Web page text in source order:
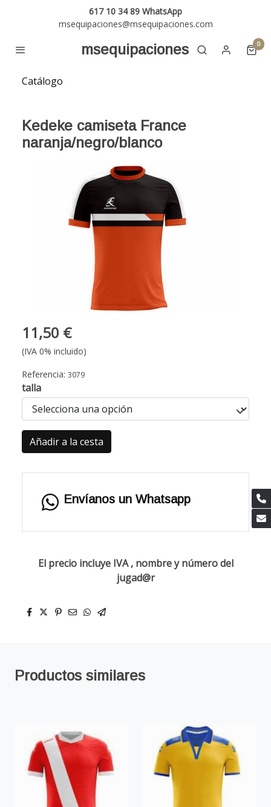
617 10 34 89 WhatsApp
msequipaciones@msequipaciones.com
msequipaciones 0
Catálogo
Kedeke camiseta France
naranja/negro/blanco
11,50 €
(IVA 0% incluido)
Referencia: 3079
talla
Añadir a la cesta
Envíanos un Whatsapp
El precio incluye IVA , nombre y número del
jugad@r
Productos similares